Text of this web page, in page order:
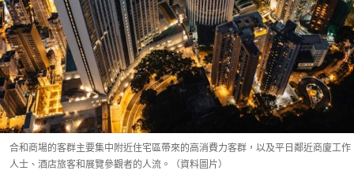
合和商場的客群主要集中附近住宅區帶來的高消費力客群，以及平日鄰近商廈工作
人士、酒店旅客和展覽參觀者的人流。（資料圖片）